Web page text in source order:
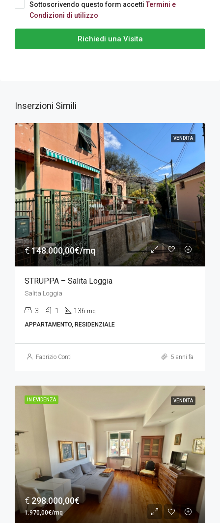
Sottoscrivendo questo form accetti Termini e
Condizioni di utilizzo
Richiedi una Visita
Inserzioni Simili
VENDITA
€148.000,00€/mq
STRUPPA – Salita Loggia
Salita Loggia
3 1 136 mq
APPARTAMENTO, RESIDENZIALE
Fabrizio Conti 5 anni fa
IN EVIDENZA VENDITA
€ 298.000,00€
1.970,00€/mq